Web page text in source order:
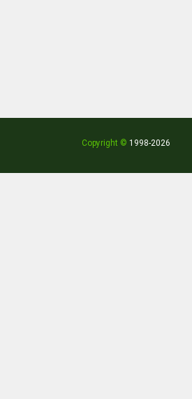
Copyright © 1998-2026